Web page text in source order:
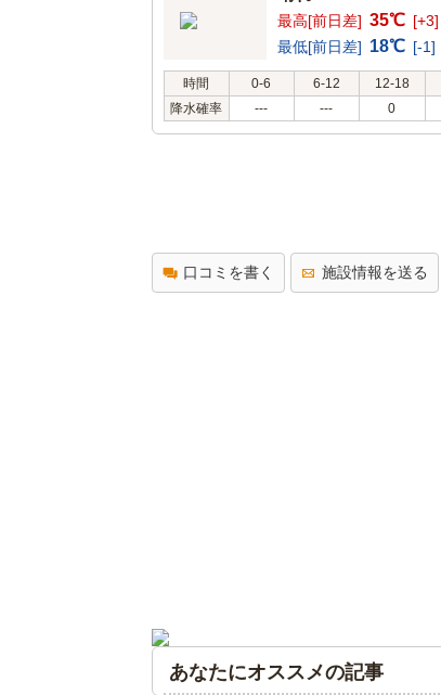
最高[前日差] 35℃ [+3]
最低[前日差] 18℃ [-1]
時間 0-6 6-12 12-18
降水確率
--- --- 0
口コミを書く 施設情報を送る
あなたにオススメの記事